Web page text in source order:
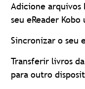
Adicione arquivos
seu eReader
Sincronizar o seu
Transferir livros
para outro